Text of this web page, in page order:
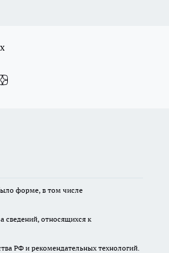
форме, в том числе
сведений, относящихся к
РФ и рекомендательных технологий.